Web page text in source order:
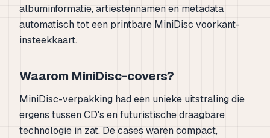
albuminformatie, artiestennamen en metadata
automatisch tot een printbare MiniDisc voorkant-
insteekkaart.
Waarom MiniDisc-covers?
MiniDisc-verpakking had een unieke uitstraling die
ergens tussen CD's en futuristische draagbare
technologie in zat. De cases waren compact,